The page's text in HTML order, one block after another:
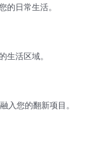
的日常生活。
生活区域。
入您的翻新项目。